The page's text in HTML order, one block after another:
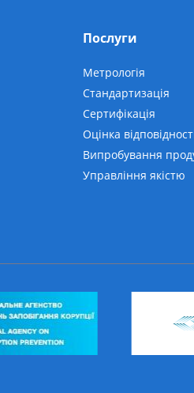
Послуги
Метрологія
Стандартизація
Сертифікація
Оцінка
Випробування
Управління якістю